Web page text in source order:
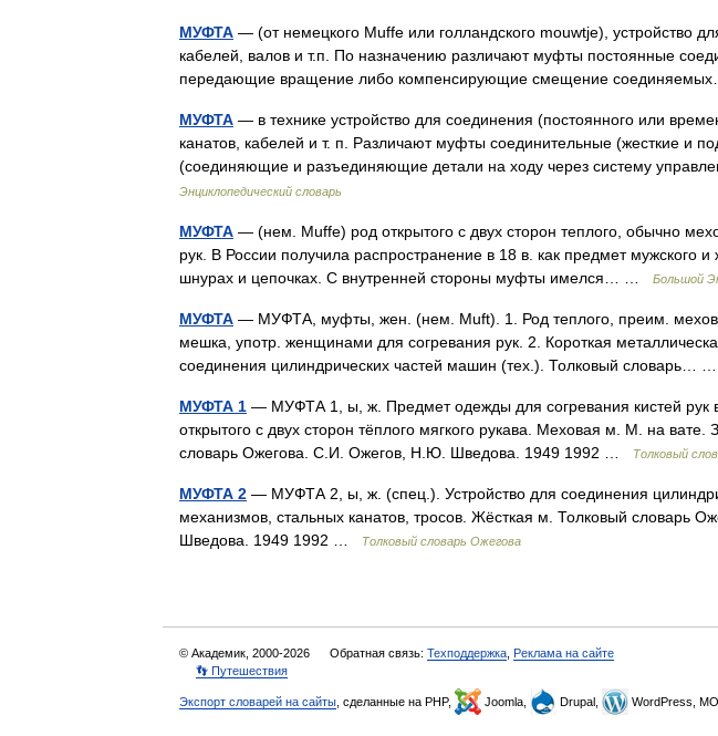
МУФТА — (от немецкого Muffe или голландского mouwtje), устройство
кабелей, валов и т.п. По назначению различают муфты постоянные
передающие вращение либо компенсирующие смещение
МУФТА — в технике устройство для соединения (постоянного или
канатов, кабелей и т. п. Различают муфты соединительные (жесткие и
(соединяющие и разъединяющие детали на ходу через систему
Энциклопедический словарь
МУФТА — (нем. Muffe) род открытого с двух сторон теплого, обычно
рук. В России получила распространение в 18 в. как предмет мужского и
шнурах и цепочках. С внутренней стороны муфты имелся… …
Большой
МУФТА — МУФТА, муфты, жен. (нем. Muft). 1. Род теплого, преим.
мешка, употр. женщинами для согревания рук. 2. Короткая
соединения цилиндрических частей машин (тех.). Толковый словарь…
МУФТА 1 — МУФТА 1, ы, ж. Предмет одежды для согревания кистей рук в
открытого с двух сторон тёплого мягкого рукава. Меховая м. М. на вате.
словарь Ожегова. С.И. Ожегов, Н.Ю. Шведова. 1949 1992 …
Толковый
МУФТА 2 — МУФТА 2, ы, ж. (спец.). Устройство для соединения
механизмов, стальных канатов, тросов. Жёсткая м. Толковый словарь
Шведова. 1949 1992 …
Толковый словарь Ожегова
© Академик, 2000-2026 Обратная связь: Техподдержка Реклама на сайте
👣 Путешествия
Экспорт словарей на сайты , сделанные на PHP, Joomla, Drupal, WordPress,